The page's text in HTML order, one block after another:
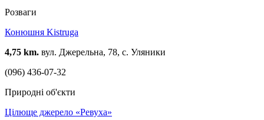
Розваги
Конюшня Kistruga
4,75 km. вул. Джерельна, 78, с. Уляники
(096) 436-07-32
Природні об'єкти
Цілюще джерело «Ревуха»